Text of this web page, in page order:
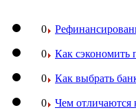
0
0 Как сэкономить
0 Как выбрать
0 Чем отличаются